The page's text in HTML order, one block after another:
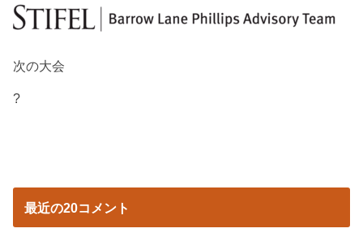
次の大会
?
最近の20コメント